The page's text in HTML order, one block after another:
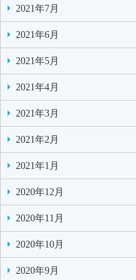
2021年7月
2021年6月
2021年5月
2021年4月
2021年3月
2021年2月
2021年1月
2020年12月
2020年11月
2020年10月
2020年9月